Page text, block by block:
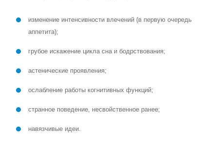
изменение интенсивности влечений (в первую очередь
аппетита);
грубое искажение цикла сна и бодрствования;
астенические проявления;
ослабление работы когнитивных функций;
странное поведение, несвойственное ранее;
навязчивые идеи.